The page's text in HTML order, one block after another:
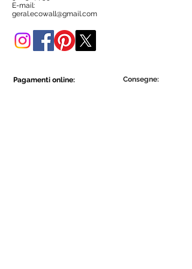
negozio online.
E-mail:
geral.ecowall@gmail.com
Pagamenti online: Consegne: